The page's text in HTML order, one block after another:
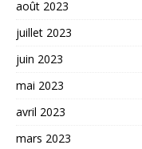
août 2023
juillet 2023
juin 2023
mai 2023
avril 2023
mars 2023